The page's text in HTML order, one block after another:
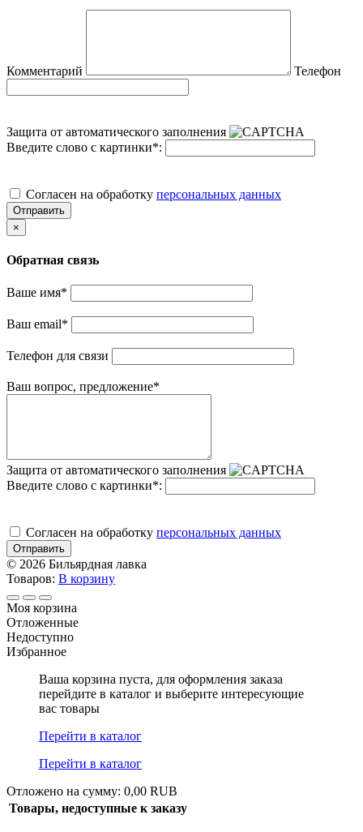
Комментарий Телефон
Защита от автоматического заполнения
Введите слово с картинки*:
Cогласен на обработку персональных данных
Отправить
×
Обратная связь
Ваше имя*
Ваш email*
Телефон для связи
Ваш вопрос, предложение*
Защита от автоматического заполнения
Введите слово с картинки*:
Cогласен на обработку персональных данных
Отправить
© 2026 Бильярдная лавка
Товаров: В корзину
Моя корзина
Отложенные
Недоступно
Избранное
Ваша корзина пуста, для оформления заказа
перейдите в каталог и выберите интересующие
вас товары
Перейти в каталог
Перейти в каталог
Отложено на сумму: 0,00 RUB
Товары, недоступные к заказу